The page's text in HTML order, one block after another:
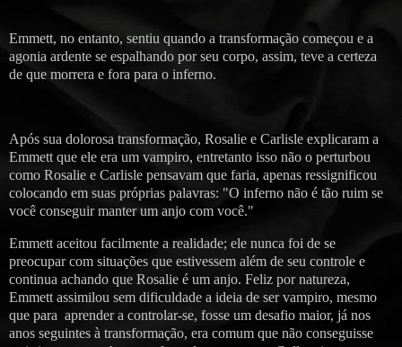
Emmett, no entanto, sentiu quando a transformação começou e a
agonia ardente se espalhando por seu corpo, assim, teve a certeza
de que morrera e fora para o inferno.
Após sua dolorosa transformação, Rosalie e Carlisle explicaram a
Emmett que ele era um vampiro, entretanto isso não o perturbou
como Rosalie e Carlisle pensavam que faria, apenas ressignificou
colocando em suas próprias palavras: "O inferno não é tão ruim se
você conseguir manter um anjo com você."
Emmett aceitou facilmente a realidade; ele nunca foi de se
preocupar com situações que estivessem além de seu controle e
continua achando que Rosalie é um anjo. Feliz por natureza,
Emmett assimilou sem dificuldade a ideia de ser vampiro, mesmo
que para aprender a controlar-se, fosse um desafio maior, já nos
anos seguintes à transformação, era comum que não conseguisse